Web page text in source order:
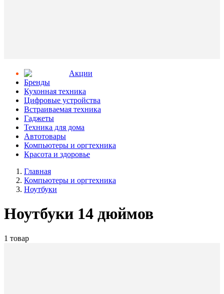
Aкции
Бренды
Кухонная техника
Цифровые устройства
Встраиваемая техника
Гаджеты
Техника для дома
Автотовары
Компьютеры и оргтехника
Красота и здоровье
Главная
Компьютеры и оргтехника
Ноутбуки
Ноутбуки 14 дюймов
1 товар